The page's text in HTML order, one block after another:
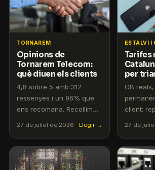
TORNAREM
Opinions de
Tornarem Telecom:
què diuen els clients
4,8 sobre 5 amb 312
ressenyes i un 96% que
ens recomana. Recollim
valoren més: l'atenció en
català, la portabilitat
27 de juliol de 2026 Llegir →
ESTALVI I
Tarifes
per
GB
client:
què els
canvien
27 de